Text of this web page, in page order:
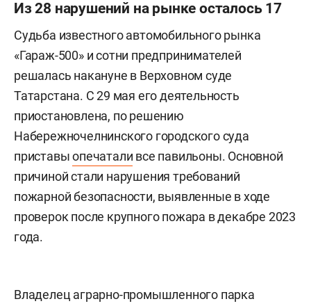
Из 28 нарушений на рынке осталось 17
Судьба известного автомобильного рынка
«Гараж-500» и сотни предпринимателей
решалась накануне в Верховном суде
Татарстана. С 29 мая его деятельность
приостановлена, по решению
Набережночелнинского городского суда
приставыопечатали все павильоны. Основной
причиной стали нарушения требований
пожарной безопасности, выявленные в ходе
проверок после крупного пожара в декабре 2023
года.
Владелец аграрно-промышленного парка